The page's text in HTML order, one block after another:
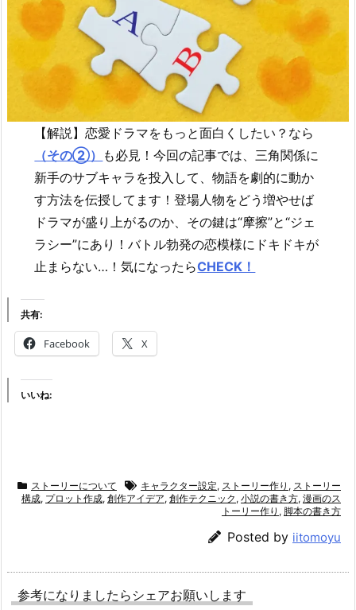
【解説】恋愛ドラマをもっと面白くしたい？なら
（その②） も必見！今回の記事では、三角関係に
新手のサブキャラを投入して、物語を劇的に動か
す方法を伝授してます！登場人物をどう増やせば
ドラマが盛り上がるのか、その鍵は“摩擦”と“ジェ
ラシー”にあり！バトル勃発の恋模様にドキドキが
止まらない…！気になったらCHECK！
共有:
Facebook X
いいね:
ストーリーについて キャラクター設定, ストーリー作り , ストーリー
構成, プロット作成, 創作アイデア, 創作テクニック , 小説の書き方, 漫画のス
トーリー作り , 脚本の書き方
Posted by iitomoyu
参考になりましたらシェアお願いします